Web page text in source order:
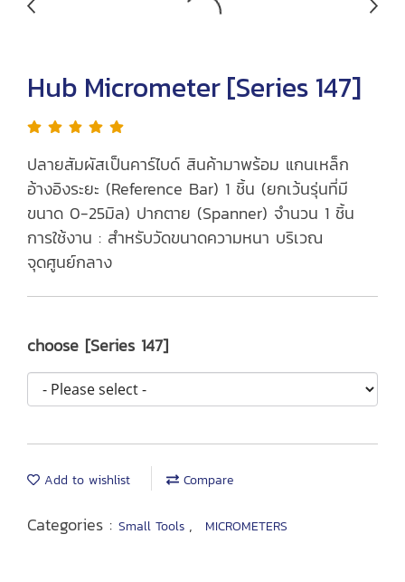
Hub Micrometer [Series 147]
ปลายสัมผัสเป็นคาร์ไบด์ สินค้ามาพร้อม แกนเหล็ก
อ้างอิงระยะ (Reference Bar) 1 ชิ้น (ยกเว้นรุ่นที่มี
ขนาด 0-25มิล) ปากตาย (Spanner) จำนวน 1 ชิ้น
การใช้งาน : สำหรับวัดขนาดความหนา บริเวณ
จุดศูนย์กลาง
choose [Series 147]
Add to wishlist Compare
Categories : Small Tools , MICROMETERS